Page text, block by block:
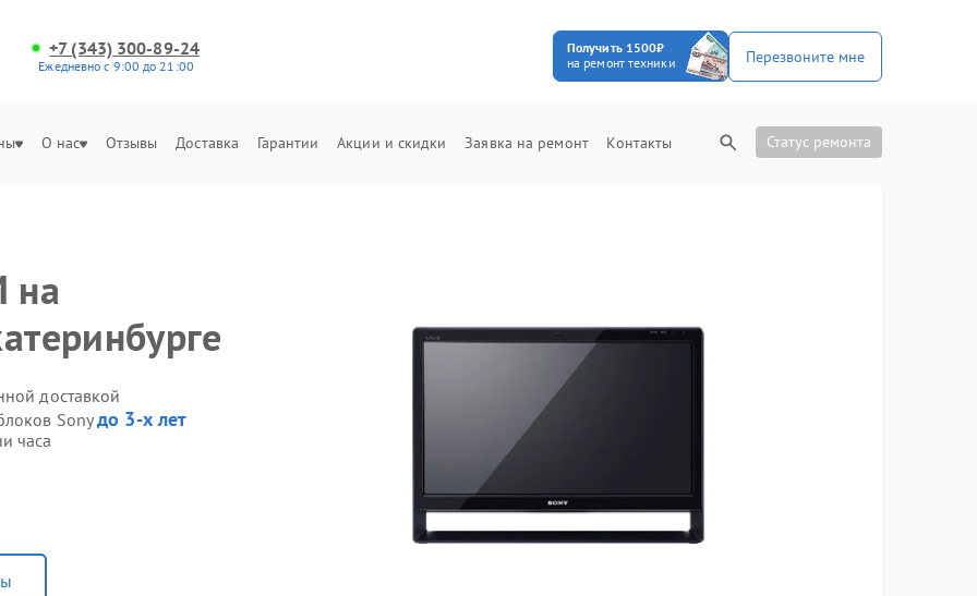
+7 (343) 300-89-24
Ежедневно с 9:00 до 21:00
Получить 1500₽
на ремонт техники
Перезвоните мне
О нас Отзывы Доставка Гарантии Акции и скидки Заявка на ремонт Контакты Статус ремонта
на
доставкой
Sonyдо 3-х лет
часа